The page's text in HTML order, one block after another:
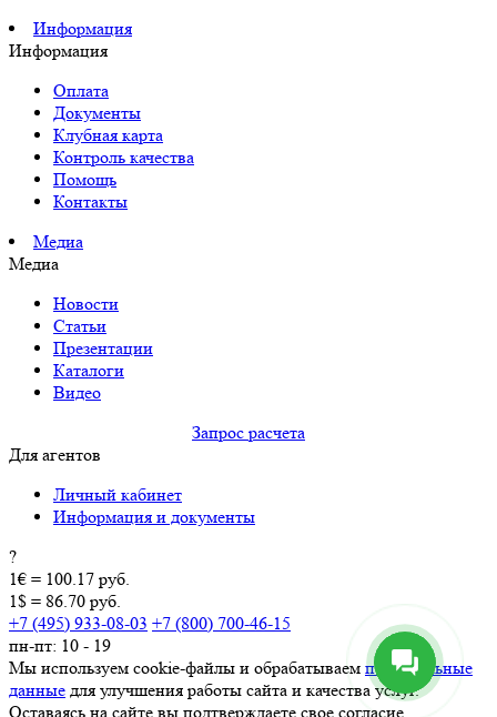
Информация
Информация
Оплата
Документы
Клубная карта
Контроль качества
Помощь
Контакты
Медиа
Медиа
Новости
Статьи
Презентации
Каталоги
Видео
Запрос расчета
Для агентов
Личный кабинет
Информация и документы
?
1€ = 100.17 руб.
1$ = 86.70 руб.
+7 (495) 933-08-03 +7 (800) 700-46-15
пн-пт: 10 - 19
Мы используем cookie-файлы и обрабатываем персональные
данные для улучшения работы сайта и качества услуг.
Оставаясь на сайте вы подтверждаете свое согласие